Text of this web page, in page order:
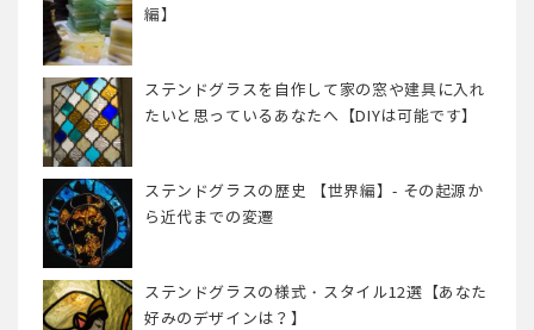
編】
ステンドグラスを自作して家の窓や建具に入れ
たいと思っているあなたへ【DIYは可能です】
ステンドグラスの歴史 【世界編】- その起源か
ら近代までの変遷
ステンドグラスの様式・スタイル12選【あなた
好みのデザインは？】